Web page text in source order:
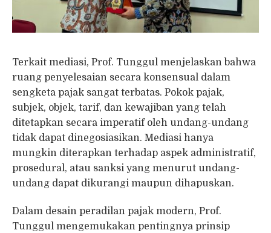
Terkait mediasi, Prof. Tunggul menjelaskan bahwa
ruang penyelesaian secara konsensual dalam
sengketa pajak sangat terbatas. Pokok pajak,
subjek, objek, tarif, dan kewajiban yang telah
ditetapkan secara imperatif oleh undang-undang
tidak dapat dinegosiasikan. Mediasi hanya
mungkin diterapkan terhadap aspek administratif,
prosedural, atau sanksi yang menurut undang-
undang dapat dikurangi maupun dihapuskan.
Dalam desain peradilan pajak modern, Prof.
Tunggul mengemukakan pentingnya prinsip